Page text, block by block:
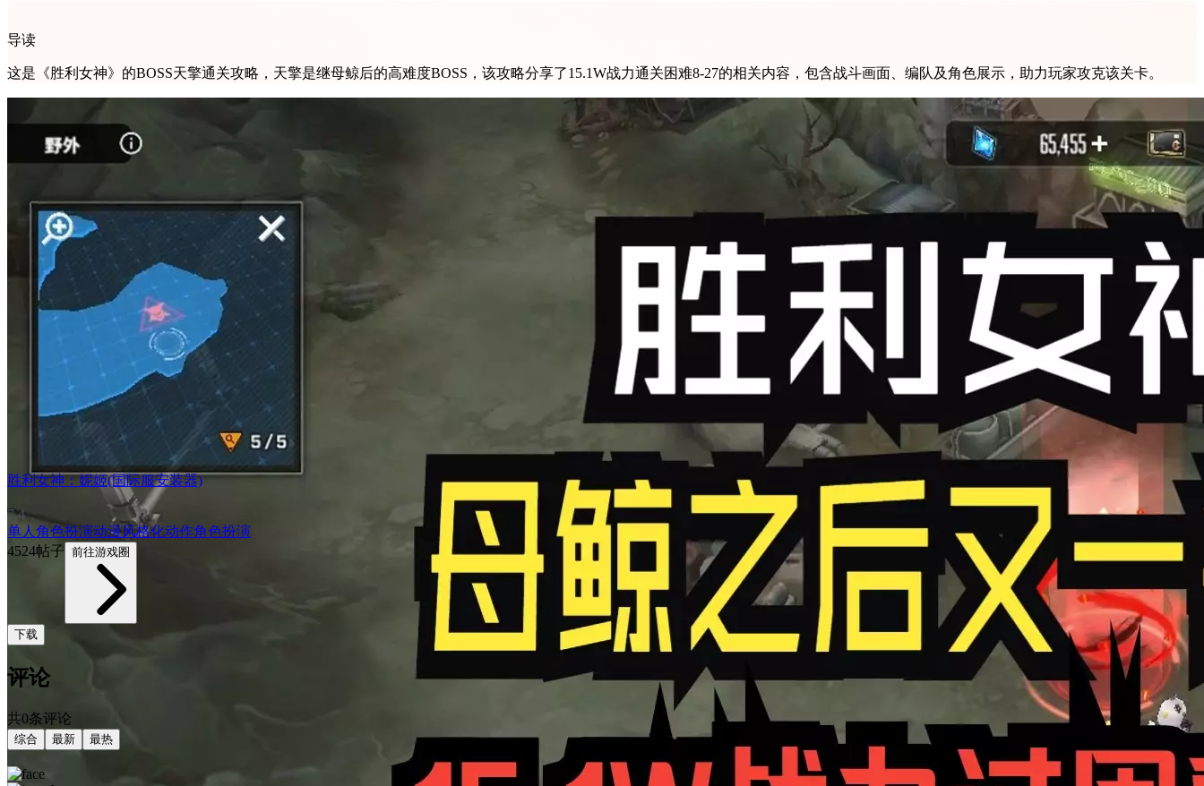
导读
这是《胜利女神》的BOSS天擎通关攻略，天擎是继母鲸后的高难度BOSS，该攻略分享了15.1W战力通关困难8-27的相关内容，包含战斗画面、编队及角色展示，助力玩家攻克该关卡。
胜利女神：妮姬(国际服安装器)
7.4
单人 角色扮演动漫风格化动作角色扮演
4524帖子 前往游戏圈
下载
评论
共0条评论
综合 最新 最热